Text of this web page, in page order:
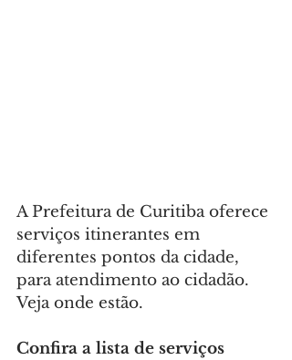
A Prefeitura de Curitiba oferece
serviços itinerantes em
diferentes pontos da cidade,
para atendimento ao cidadão.
Veja onde estão.
Confira a lista de serviços